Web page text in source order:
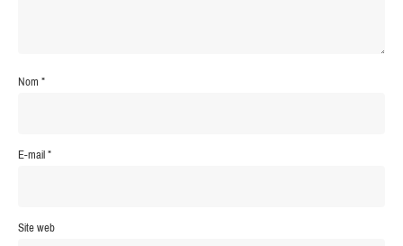
Nom*
E-mail*
Site web